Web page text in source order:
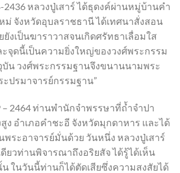
หลวงปู่เสาร์ ได้ธุดงค์ผ่านหมู่บ้านคำ
ม่ จังหวัดอุบลราชธานี ได้เทศนาสั่งสอน
งเป็นฆาราวาสจนเกิดศรัทธาเลื่อมใส
จุดนี้เป็นความยิ่งใหญ่ของวงศ์พระกรรม
น วงศ์พระกรรมฐานจึงขนานนามพระ
ะปรมาจารย์กรรมฐาน”
2464 ท่านพำนักจำพรรษาที่ถ้ำจำปา
ง อำเภอคำชะอี จังหวัดมุกดาหาร และได้
ระอาจารย์มั่นด้วย วันหนึ่ง หลวงปู่เสาร์
ยวท่านพิจารณาถึงอริยสัจ ได้รู้ได้เห็น
ในวันนี้ท่านก็ได้ตัดเสียซึ่งความสงสัยได้